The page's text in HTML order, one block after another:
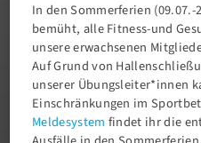
Charlottenburger
1858 e.V.
In den Sommerferien
bemüht, alle Fitness-und
unsere erwachsenen
Auf Grund von
unserer Übungsleiter*innen
Einschränkungen im
Meldesystem findet ihr die